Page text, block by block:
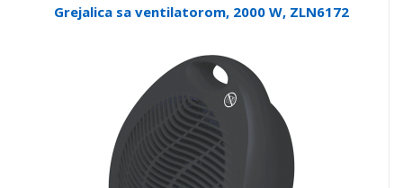
Grejalica sa ventilatorom, 2000 W, ZLN6172